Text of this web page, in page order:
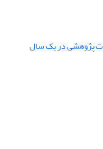
پژوهشی در یک سال